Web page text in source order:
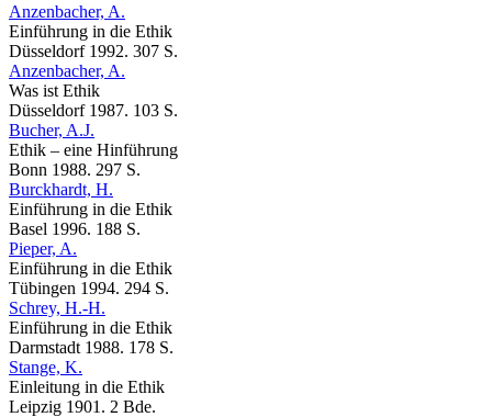
Anzenbacher, A.
Einführung in die Ethik
Düsseldorf 1992. 307 S.
Anzenbacher, A.
Was ist Ethik
Düsseldorf 1987. 103 S.
Bucher, A.J.
Ethik – eine Hinführung
Bonn 1988. 297 S.
Burckhardt, H.
Einführung in die Ethik
Basel 1996. 188 S.
Pieper, A.
Einführung in die Ethik
Tübingen 1994. 294 S.
Schrey, H.-H.
Einführung in die Ethik
Darmstadt 1988. 178 S.
Stange, K.
Einleitung in die Ethik
Leipzig 1901. 2 Bde.